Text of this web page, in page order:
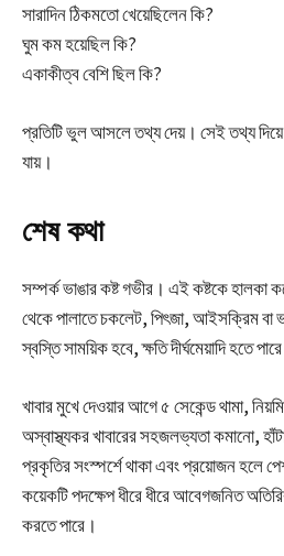
সারাদিন ঠিকমতো খেয়েছিলেন কি?
ঘুম কম হয়েছিল কি?
একাকীত্ব বেশি ছিল কি?
প্রতিটি ভুল আসলে তথ্য দেয়। সেই তথ্য দিয়ে
যায়।
শেষ কথা
সম্পর্ক ভাঙার কষ্ট গভীর। এই কষ্টকে হালকা
থেকে পালাতে চকলেট, পিৎজা, আইসক্রিম বা
স্বস্তি সাময়িক হবে, ক্ষতি দীর্ঘমেয়াদি হতে
খাবার মুখে দেওয়ার আগে ৫ সেকেন্ড থামা,
অস্বাস্থ্যকর খাবারের সহজলভ্যতা কমানো,
প্রকৃতির সংস্পর্শে থাকা এবং প্রয়োজন হলে
কয়েকটি পদক্ষেপ ধীরে ধীরে আবেগজনিত
করতে পারে।